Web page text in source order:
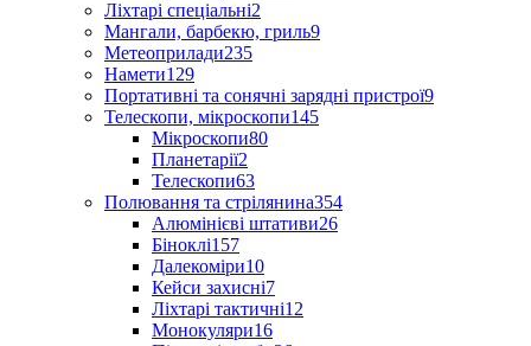
Ліхтарі спеціальні2
Мангали, барбекю, гриль9
Метеоприлади235
Намети129
Портативні та сонячні зарядні пристрої9
Телескопи, мікроскопи145
Мікроскопи80
Планетарії2
Телескопи63
Полювання та стрілянина354
Алюмінієві штативи26
Біноклі157
Далекоміри10
Кейси захисні7
Ліхтарі тактичні12
Монокуляри16